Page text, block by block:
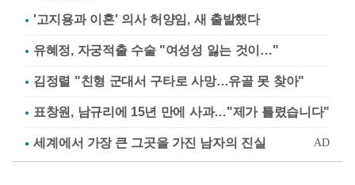
'고지용과 이혼' 의사 허양임, 새 출발했다
유혜정, 자궁적출 수술 "여성성 잃는 것이…"
김정렬 "친형 군대서 구타로 사망…유골 못 찾아"
표창원, 남규리에 15년 만에 사과…"제가 틀렸습니다"